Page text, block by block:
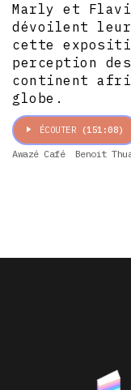
Marly et
dévoilent
cette
perception
continent
globe.
ÉCOUTER (151:08)
Awazé Café Benoit